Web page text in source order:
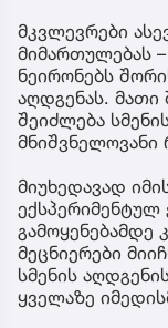
მკვლევრები
მიმართულებას
ნეირონებს
აღდგენას. მათი
შეიძლება
მიუხედავად
ექსპერიმენტულ
გამოყენებამდე
მეცნიერები
სმენის
ყველაზე